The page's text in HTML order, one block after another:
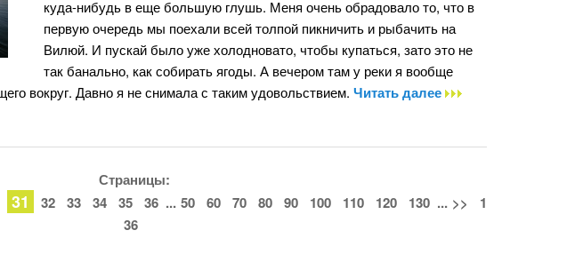
куда-нибудь в еще большую глушь. Меня очень обрадовало то, что в
первую очередь мы поехали всей толпой пикничить и рыбачить на
Вилюй. И пускай было уже холодновато, чтобы купаться, зато это не
так банально, как собирать ягоды. А вечером там у реки я вообще
вокруг. Давно я не снимала с таким удовольствием. Читать далее
Страницы:
31 32 33 34 35 36 ... 50 60 70 80 90 100 110 120 130 ... >>
1
36